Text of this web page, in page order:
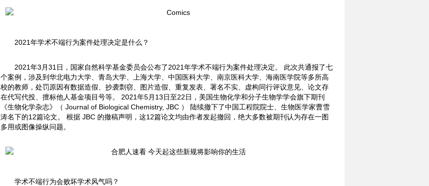
2021年学术不端行为案件处理决定是什么？
2021年3月31日，国家自然科学基金委员会公布了2021年学术不端行为案件处理决定。 此次共通报了七
个案例，涉及到华北电力大学、青岛大学、上海大学、中国医科大学、南京医科大学、海南医学院等多所高
校的教师，处罚原因有数据造假、抄袭剽窃、图片造假、重复发表、署名不实、虚构同行评议意见、论文存
在代写代投、擅标他人基金项目号等。 2021年5月13日至22日，美国生物化学和分子生物学学会旗下期刊
《生物化学杂志》（ Journal of Biological Chemistry, JBC ） 陆续撤下了中国工程院院士、生物医学家曹雪
涛名下的12篇论文。 根据 JBC 的撤稿声明，这12篇论文均由作者发起撤回，绝大多数被期刊认为存在一图
多用或图像操纵问题。
学术不端行为会败坏学术风气吗？